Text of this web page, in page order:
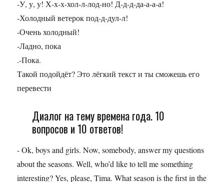
-У, у, у! Х-х-х-хол-л-лод-но! Д-д-д-да-а-а-а!
-Холодный ветерок под-д-дул-л!
-Очень холодный!
-Ладно, пока
.-Пока.
Такой подойдёт? Это лёгкий текст и ты сможешь его
перевести
Диалог на тему времена года. 10
вопросов и 10 ответов!
- Ok, boys and girls. Now, somebody, answer my questions
about the seasons. Well, who’d like to tell me something
interesting? Yes, please, Tima. What season is the first in the